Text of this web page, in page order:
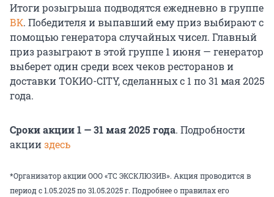
Итоги розыгрыша подводятся ежедневно в группе
ВК. Победителя и выпавший ему приз выбирают с
помощью генератора случайных чисел. Главный
приз разыграют в этой группе 1 июня — генератор
выберет один среди всех чеков ресторанов и
доставки ТОКИО-CITY, сделанных с 1 по 31 мая 2025
года.
Сроки акции 1 — 31 мая 2025 года. Подробности
акцииздесь
*Организатор акции ООО «ТС ЭКСКЛЮЗИВ». Акция проводится в
период с 1.05.2025 по 31.05.2025 г. Подробнее о правилах его